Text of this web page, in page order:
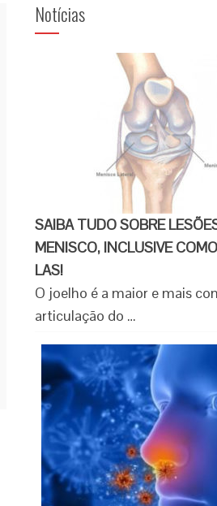
Notícias
SAIBA TUDO SOBRE
MENISCO, INCLUSIVE
LAS!
O joelho é a maior e mais
articulação do …